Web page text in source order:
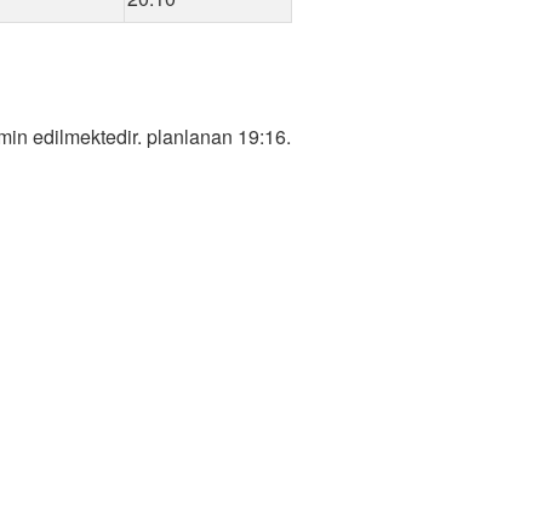
edilmektedir. planlanan 19:16.